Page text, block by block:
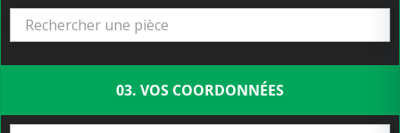
03. VOS COORDONNÉES